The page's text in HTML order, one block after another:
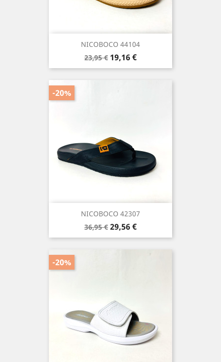
NICOBOCO 44104
Precio
base
23,95 € Precio
19,16 €
NICOBOCO 42307
Precio
base
36,95 € Precio
29,56 €
-20%
-20%